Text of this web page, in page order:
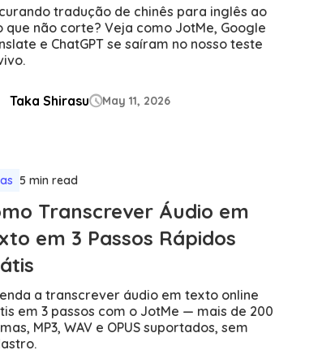
tradução de chinês para inglês ao
que não corte? Veja como JotMe, Google
e ChatGPT se saíram no nosso teste
Taka ShirasuMay 11, 2026
5 min read
Transcrever Áudio em
em 3 Passos Rápidos
a transcrever áudio em texto online
em 3 passos com o JotMe — mais de 200
MP3, WAV e OPUS suportados, sem